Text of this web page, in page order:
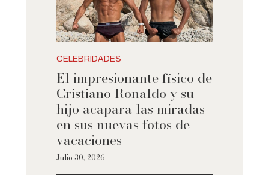
CELEBRIDADES
El impresionante físico de
Cristiano Ronaldo y su
hijo acapara las miradas
en sus nuevas fotos de
vacaciones
Julio 30, 2026